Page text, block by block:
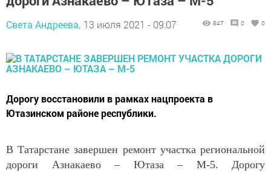
Света Андреева, 13 июля 2021 - 09:07 847 0 0
Дорогу восстановили в рамках нацпроекта в
Ютазинском районе республики.
В Татарстане завершен ремонт участка региональной
дороги Азнакаево – Ютаза – М-5. Дорогу